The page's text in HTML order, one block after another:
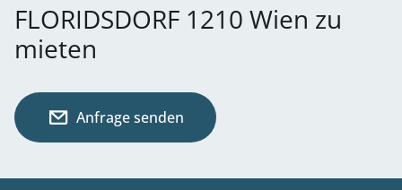
FLORIDSDORF 1210 Wien zu
mieten
Anfrage senden